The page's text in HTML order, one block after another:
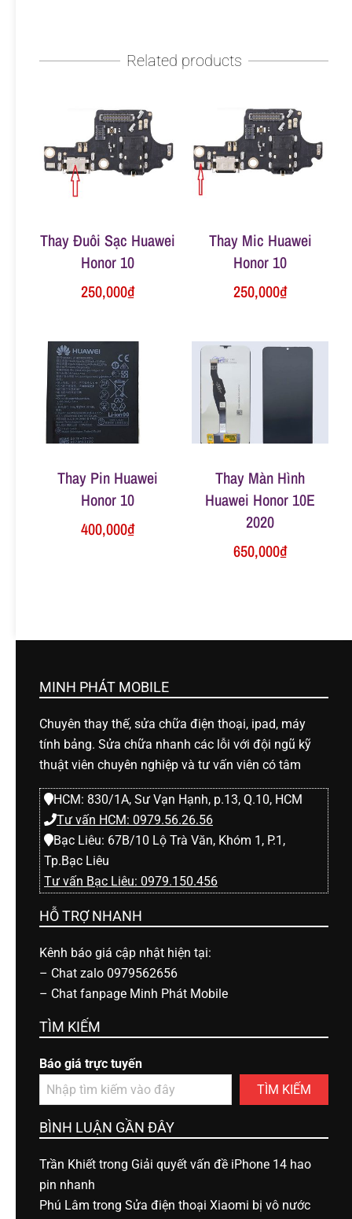
i
ộ
g
Related products
Thay Đuôi Sạc Huawei
Honor 10
250,000₫
Thay Mic Huawei
Honor 10
250,000₫
Thay Pin Huawei
Honor 10
400,000₫
Thay Màn Hình
Huawei Honor 10E
2020
650,000₫
MINH PHÁT MOBILE
Chuyên thay thế, sửa chữa điện thoại, ipad, máy
tính bảng. Sửa chữa nhanh các lỗi với đội ngũ kỹ
thuật viên chuyên nghiệp và tư vấn viên có tâm
HCM: 830/1A, Sư Vạn Hạnh, p.13, Q.10, HCM
Tư vấn HCM: 0979.56.26.56
Bạc Liêu: 67B/10 Lộ Trà Văn, Khóm 1, P.1,
Tp.Bạc Liêu
Tư vấn Bạc Liêu: 0979.150.456
HỖ TRỢ NHANH
Kênh báo giá cập nhật hiện tại:
– Chat zalo 0979562656
– Chat fanpage Minh Phát Mobile
TÌM KIẾM
Báo giá trực tuyến
TÌM KIẾM
BÌNH LUẬN GẦN ĐÂY
Trần Khiết trong Giải quyết vấn đề iPhone 14 hao
pin nhanh
Phú Lâm trong Sửa điện thoại Xiaomi bị vô nước